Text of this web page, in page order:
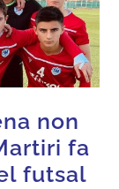
non
fa
futsal